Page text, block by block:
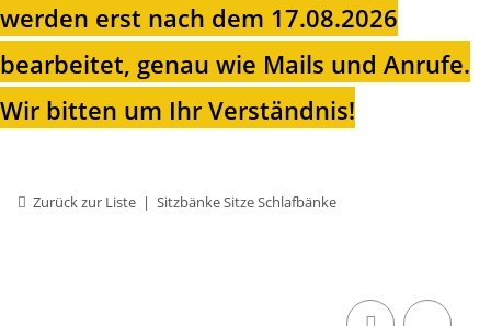
werden erst nach dem 17.08.2026
bearbeitet, genau wie Mails und Anrufe.
Wir bitten um Ihr Verständnis!
Zurück zur Liste Sitzbänke Sitze Schlafbänke